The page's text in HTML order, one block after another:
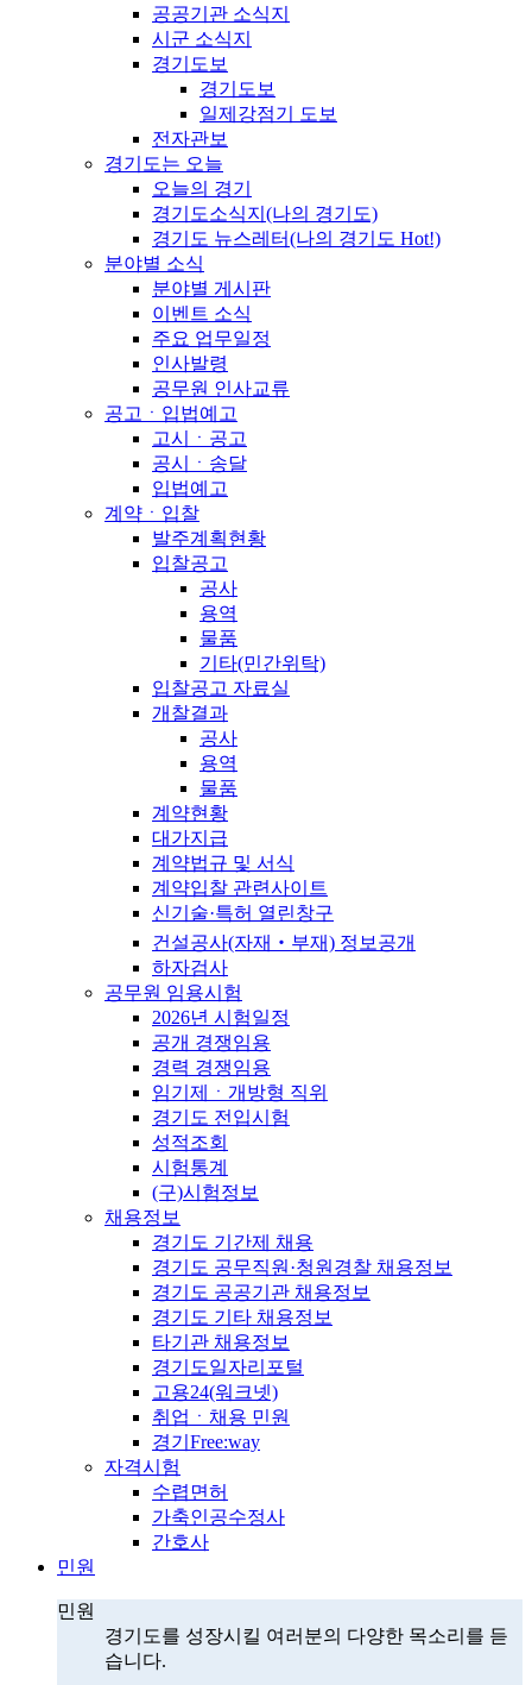
공공기관 소식지
시군 소식지
경기도보
경기도보
일제강점기 도보
전자관보
경기도는 오늘
오늘의 경기
경기도소식지(나의 경기도)
경기도 뉴스레터(나의 경기도 Hot!)
분야별 소식
분야별 게시판
이벤트 소식
주요 업무일정
인사발령
공무원 인사교류
공고ㆍ입법예고
고시ㆍ공고
공시ㆍ송달
입법예고
계약ㆍ입찰
발주계획현황
입찰공고
공사
용역
물품
기타(민간위탁)
입찰공고 자료실
개찰결과
공사
용역
물품
계약현황
대가지급
계약법규 및 서식
계약입찰 관련사이트
신기술·특허 열린창구
건설공사(자재‧부재) 정보공개
하자검사
공무원 임용시험
2026년 시험일정
공개 경쟁임용
경력 경쟁임용
임기제ㆍ개방형 직위
경기도 전입시험
성적조회
시험통계
(구)시험정보
채용정보
경기도 기간제 채용
경기도 공무직원·청원경찰 채용정보
경기도 공공기관 채용정보
경기도 기타 채용정보
타기관 채용정보
경기도일자리포털
고용24(워크넷)
취업ㆍ채용 민원
경기Free:way
자격시험
수렵면허
가축인공수정사
간호사
민원
민원
경기도를 성장시킬 여러분의 다양한 목소리를 듣
습니다.